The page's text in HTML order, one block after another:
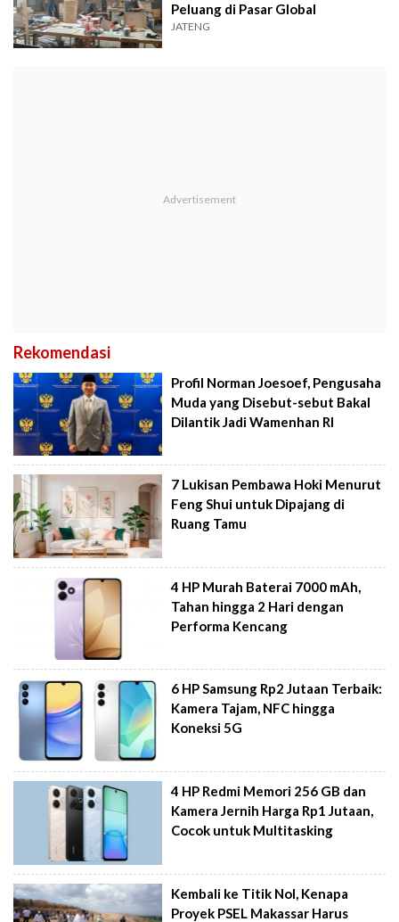
Peluang di Pasar Global
JATENG
Rekomendasi
Profil Norman Joesoef, Pengusaha
Muda yang Disebut-sebut Bakal
Dilantik Jadi Wamenhan RI
7 Lukisan Pembawa Hoki Menurut
Feng Shui untuk Dipajang di
Ruang Tamu
4 HP Murah Baterai 7000 mAh,
Tahan hingga 2 Hari dengan
Performa Kencang
6 HP Samsung Rp2 Jutaan Terbaik:
Kamera Tajam, NFC hingga
Koneksi 5G
4 HP Redmi Memori 256 GB dan
Kamera Jernih Harga Rp1 Jutaan,
Cocok untuk Multitasking
Kembali ke Titik Nol, Kenapa
Proyek PSEL Makassar Harus